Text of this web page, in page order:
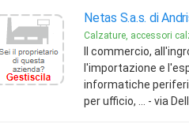
Netas S.a.s. di
Calzature, accessori
Il commercio,
l'importazione e
informatiche
per ufficio, ... - via